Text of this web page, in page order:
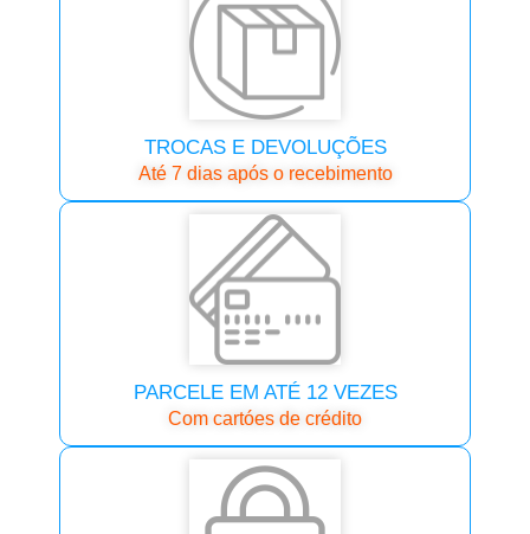
TROCAS E DEVOLUÇÕES
Até 7 dias após o recebimento
PARCELE EM ATÉ 12 VEZES
Com cartóes de crédito